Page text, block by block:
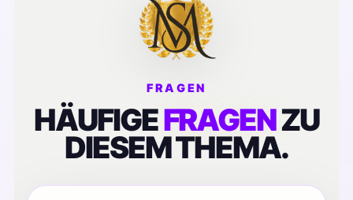
FRAGEN
HÄUFIGEFRAGENZU
DIESEM THEMA.